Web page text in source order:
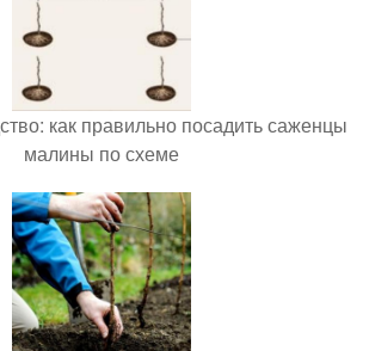
как правильно посадить саженцы
малины по схеме